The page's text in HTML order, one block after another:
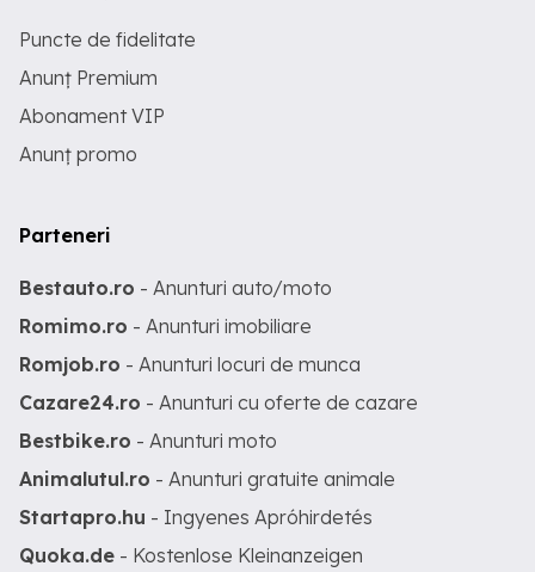
Puncte de fidelitate
Anunț Premium
Abonament VIP
Anunț promo
Parteneri
Bestauto.ro - Anunturi auto/moto
Romimo.ro - Anunturi imobiliare
Romjob.ro - Anunturi locuri de munca
Cazare24.ro - Anunturi cu oferte de cazare
Bestbike.ro - Anunturi moto
Animalutul.ro - Anunturi gratuite animale
Startapro.hu - Ingyenes Apróhirdetés
Quoka.de - Kostenlose Kleinanzeigen